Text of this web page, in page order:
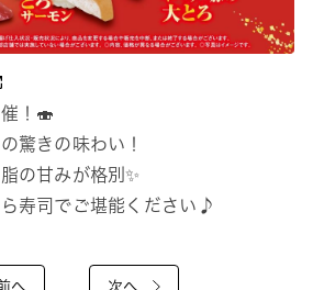
！🍣
驚きの味わい！
の甘みが格別✨
寿司でご堪能ください♪
へ 次へ